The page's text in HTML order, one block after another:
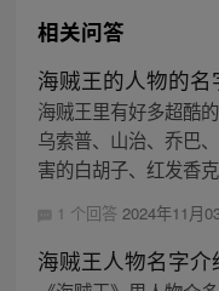
相关问答
海贼王的人物的名
海贼王里有好多超酷
乌索普、山治、乔巴
害的白胡子、红发香
1 个回答 2024年11月
海贼王人物名字介